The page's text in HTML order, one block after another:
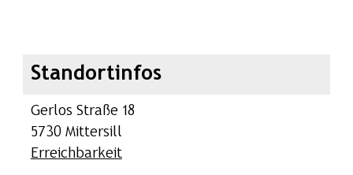
Standortinfos
Gerlos Straße 18
5730 Mittersill
Erreichbarkeit